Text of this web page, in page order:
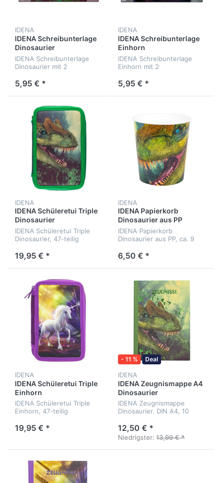
IDENA
IDENA Schreibunterlage
Dinosaurier
IDENA Schreibunterlage
Dinosaurier mit 2
38,5 cm
5,95 € *
IDENA
IDENA Schreibunterlage
Einhorn
IDENA Schreibunterlage
Einhorn mit 2
38,5 cm
5,95 € *
IDENA
IDENA Schüleretui Triple
Dinosaurier
IDENA Schüleretui Triple
Dinosaurier, 47-teilig
19,95 € *
IDENA
IDENA Papierkorb
Dinosaurier aus PP
IDENA Papierkorb
Dinosaurier aus PP, ca. 9
6,50 € *
IDENA
IDENA Schüleretui Triple
Einhorn
IDENA Schüleretui Triple
Einhorn, 47-teilig
19,95 € *
- 11 % Deal
IDENA
IDENA Zeugnismappe A4
Dinosaurier
IDENA Zeugnismappe
Dinosaurier. DIN A4, 10
12,50 € *
Niedrigster: 13,99 € *